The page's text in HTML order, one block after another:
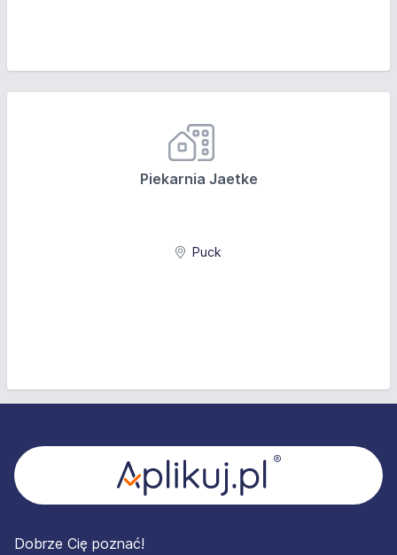
Piekarnia Jaetke
Puck
Dobrze Cię poznać!